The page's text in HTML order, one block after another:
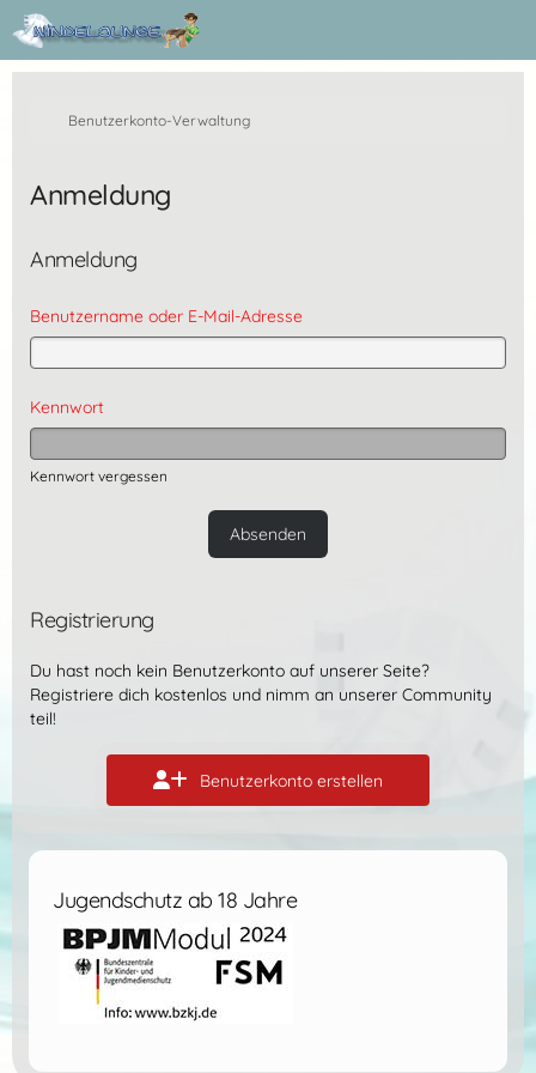
Benutzerkonto-Verwaltung
Anmeldung
Anmeldung
Benutzername oder E-Mail-Adresse
Kennwort
Kennwort vergessen
Registrierung
Du hast noch kein Benutzerkonto auf unserer Seite?
Registriere dich kostenlos und nimm an unserer Community
teil!
Benutzerkonto erstellen
Jugendschutz ab 18 Jahre